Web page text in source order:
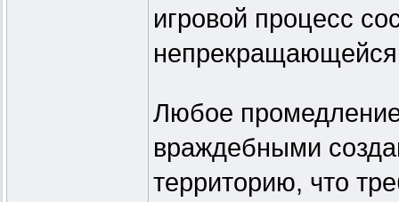
игровой процесс
непрекращающейся
Любое промедление
враждебными
территорию, что